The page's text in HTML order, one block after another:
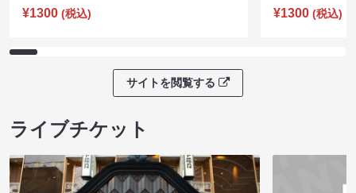
¥1300 (税込)
¥1300 (税込)
サイトを閲覧する
ライブチケット